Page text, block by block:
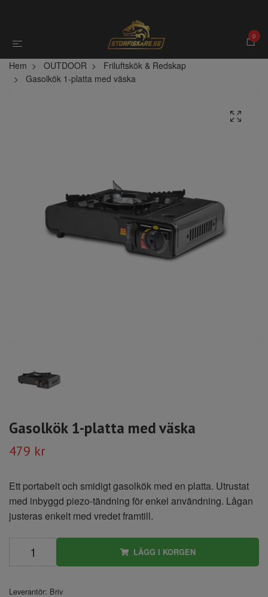
0
Hem OUTDOOR
Friluftskök & Redskap
Gasolkök 1-platta med väska
Gasolkök 1-platta med väska
479 kr
Ett portabelt och smidigt gasolkök med en platta. Utrustat
med inbyggd piezo-tändning för enkel användning. Lågan
justeras enkelt med vredet framtill.
LÄGG I KORGEN
Leverantör: Briv